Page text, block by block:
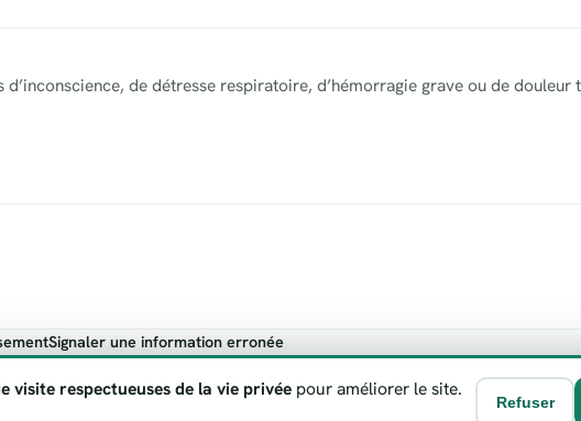
de détresse respiratoire, d’hémorragie grave ou de douleur
Signaler une information erronée
En cas de danger vital, appelez toujours le 112.
visite respectueuses de la vie privée pour améliorer le site.
Refuser